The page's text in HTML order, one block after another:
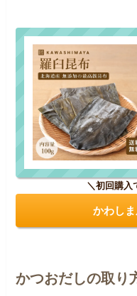
＼初回購入
かわし
かつおだしの取り